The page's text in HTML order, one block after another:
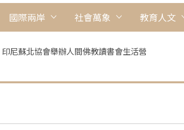
國際兩岸 社會萬象 教育人文
印尼蘇北協會舉辦人間佛教讀書會生活營